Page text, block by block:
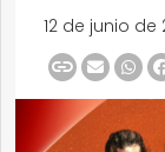
12 de junio de